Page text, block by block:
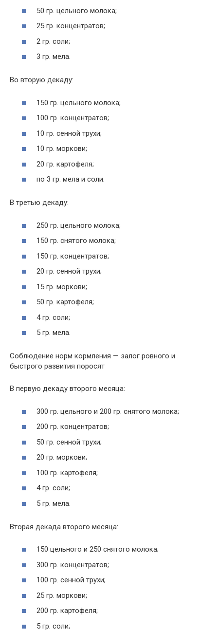
50 гр. цельного молока;
25 гр. концентратов;
2 гр. соли;
3 гр. мела.
Во вторую декаду:
150 гр. цельного молока;
100 гр. концентратов;
10 гр. сенной трухи;
10 гр. моркови;
20 гр. картофеля;
по 3 гр. мела и соли.
В третью декаду:
250 гр. цельного молока;
150 гр. снятого молока;
150 гр. концентратов;
20 гр. сенной трухи;
15 гр. моркови;
50 гр. картофеля;
4 гр. соли;
5 гр. мела.
Соблюдение норм кормления — залог ровного и
быстрого развития поросят
В первую декаду второго месяца:
300 гр. цельного и 200 гр. снятого молока;
200 гр. концентратов;
50 гр. сенной трухи;
20 гр. моркови;
100 гр. картофеля;
4 гр. соли;
5 гр. мела.
Вторая декада второго месяца:
150 цельного и 250 снятого молока;
300 гр. концентратов;
100 гр. сенной трухи;
25 гр. моркови;
200 гр. картофеля;
5 гр. соли;